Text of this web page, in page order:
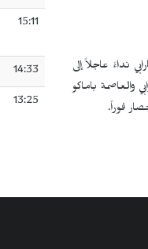
مايو، وجّه عمدة قرية ديافارابي نداءً عاجلاً إلى
باماكو
فوراً.
15:11
14:33
13:25